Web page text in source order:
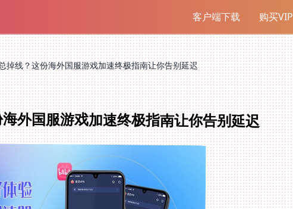
客户端下载 购买VIP
掉线？这份海外国服游戏加速终极指南让你告别延迟
外国服游戏加速终极指南让你告别延迟